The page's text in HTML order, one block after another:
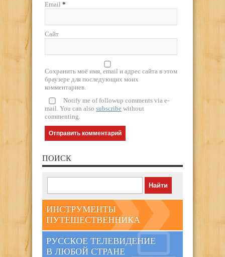
Email *
Сайт
Сохранить моё имя, email и адрес сайта в этом
браузере для последующих моих
комментариев.
Notify me of followup comments via e-
mail. You can also subscribe without
commenting.
ПОИСК
ИНСТРУМЕНТЫ
ПУТЕШЕСТВЕННИКА
РУССКОЕ ТЕЛЕВИДЕНИЕ
В ЛЮБОЙ СТРАНЕ